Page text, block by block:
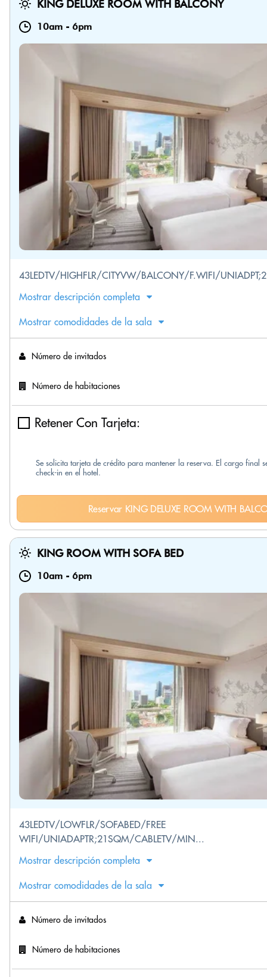
KING DELUXE ROOM WITH BALCONY
10am - 6pm
43LEDTV/HIGHFLR/CITYVW/BALCONY/F.WIFI/
Mostrar descripción completa
Mostrar comodidades de la sala
Número de invitados
Número de habitaciones
Retener Con Tarjeta:
Se solicita tarjeta de crédito para mantener la reserva. El cargo final
check-in en el hotel.
Reservar KING DELUXE ROOM WITH
KING ROOM WITH SOFA BED
10am - 6pm
43LEDTV/LOWFLR/SOFABED/FREE
WIFI/UNIADAPTR;21SQM/CABLETV/MIN...
Mostrar descripción completa
Mostrar comodidades de la sala
Número de invitados
Número de habitaciones